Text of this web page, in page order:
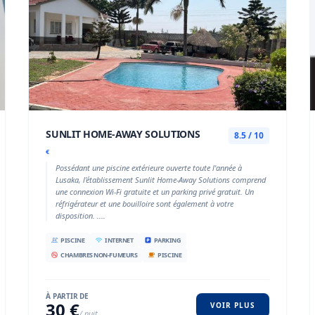
SUNLIT HOME-AWAY SOLUTIONS
€
8.5 / 10
Possédant une piscine extérieure ouverte toute l'année à
Lusaka, l’établissement Sunlit Home-Away Solutions comprend
une connexion Wi-Fi gratuite et un parking privé gratuit. Un
réfrigérateur et une bouilloire sont également à votre
disposition. ....
PISCINE INTERNET
PARKING
CHAMBRES NON-FUMEURS
PISCINE
À PARTIR DE
30 € VOIR PLUS